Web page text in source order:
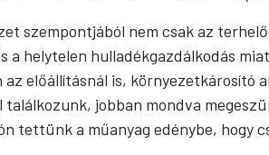
szempontjából nem csak az
a helytelen hulladékgazdálkodás
az előállításnál is, környezetkárosító
jobban mondva
tettünk a műanyag edénybe, hogy